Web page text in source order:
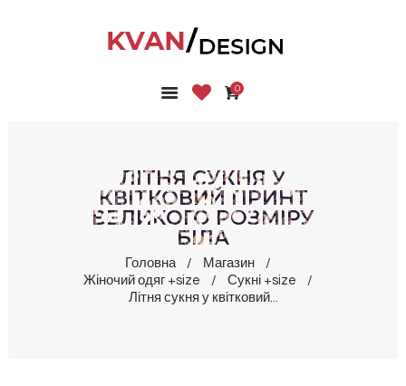
0
ЛІТНЯ СУКНЯ У
КВІТКОВИЙ ПРИНТ
ВЕЛИКОГО РОЗМІРУ
БІЛА
Головна
Магазин
Жіночий одяг +size
Сукні +size
Літня сукня у квітковий...
ГОЛОВНА
ПРО НАС
БЛОГ
КАБІНЕТ